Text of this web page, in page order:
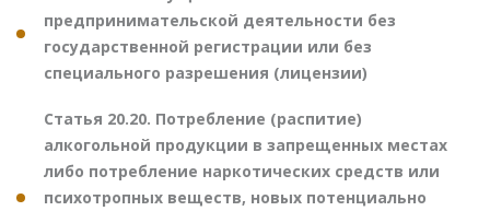
предпринимательской деятельности без
государственной регистрации или без
специального разрешения (лицензии)
Статья 20.20. Потребление (распитие)
алкогольной продукции в запрещенных местах
либо потребление наркотических средств или
психотропных веществ, новых потенциально